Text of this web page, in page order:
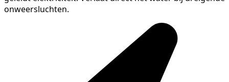
onweersluchten.